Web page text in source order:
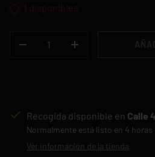
1 disponibles
+
Recogida disponible en Calle
Normalmente está listo en 4 horas
Ver información de la tienda